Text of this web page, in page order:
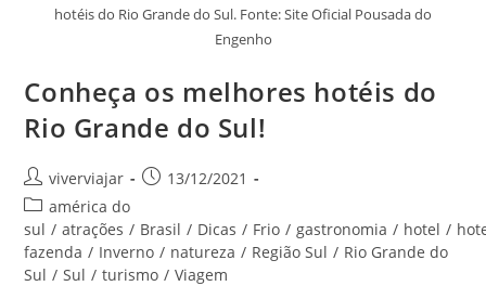
hotéis do Rio Grande do Sul. Fonte: Site Oficial Pousada do
Engenho
Conheça os melhores hotéis do
Rio Grande do Sul!
Autor
do
post:
viverviajar
Post13/12/2021
Categoria
do
post:
américa do
sul / atrações / Brasil / Dicas / Frio / gastronomia / hotel /
fazenda / Inverno / natureza / Região Sul / Rio Grande do
Sul / Sul / turismo / Viagem